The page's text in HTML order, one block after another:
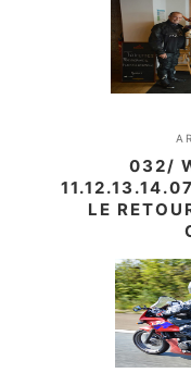
032/
LE